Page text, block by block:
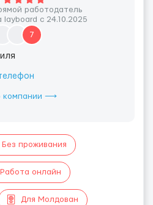
работодатель
layboard с 24.10.2025
7
компании ⟶
Без проживания
Работа онлайн
Для Молдован